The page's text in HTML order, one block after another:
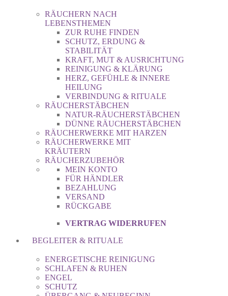
RÄUCHERN NACH
LEBENSTHEMEN
ZUR RUHE FINDEN
SCHUTZ, ERDUNG &
STABILITÄT
KRAFT, MUT & AUSRICHTUNG
REINIGUNG & KLÄRUNG
HERZ, GEFÜHLE & INNERE
HEILUNG
VERBINDUNG & RITUALE
RÄUCHERSTÄBCHEN
NATUR-RÄUCHERSTÄBCHEN
DÜNNE RÄUCHERSTÄBCHEN
RÄUCHERWERKE MIT HARZEN
RÄUCHERWERKE MIT
KRÄUTERN
RÄUCHERZUBEHÖR
MEIN KONTO
FÜR HÄNDLER
BEZAHLUNG
VERSAND
RÜCKGABE
VERTRAG WIDERRUFEN
BEGLEITER & RITUALE
ENERGETISCHE REINIGUNG
SCHLAFEN & RUHEN
ENGEL
SCHUTZ